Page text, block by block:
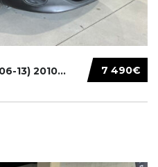
7 490€
13) 2010...